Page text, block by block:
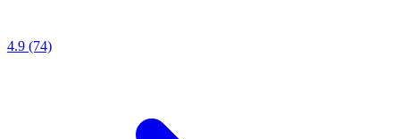
4.9 (74)